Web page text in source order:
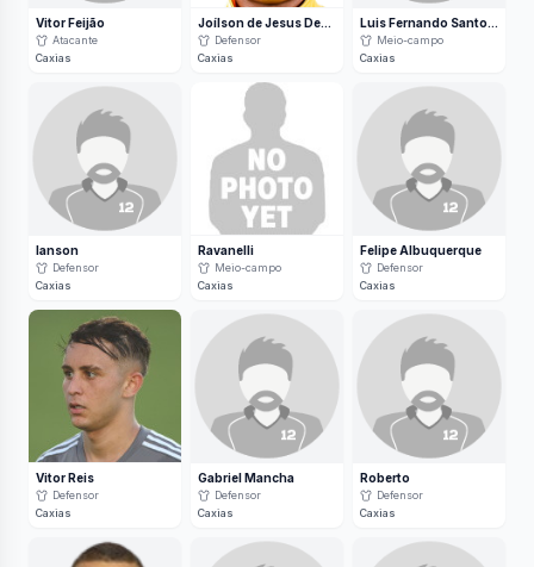
Vitor Feijão
Atacante
Caxias
Joílson de Jesus Demétrio Cardoso
Defensor
Caxias
Luis Fernando Santos da Silva
Meio-campo
Caxias
Ianson
Defensor
Caxias
Ravanelli
Meio-campo
Caxias
Felipe Albuquerque
Defensor
Caxias
Vitor Reis
Defensor
Caxias
Gabriel Mancha
Defensor
Caxias
Roberto
Defensor
Caxias